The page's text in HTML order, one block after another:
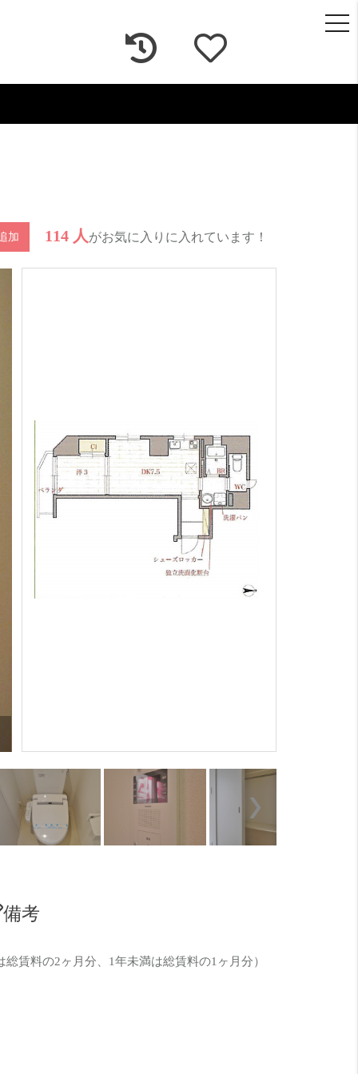
加 114 人 がお気に入りに入れています！
備考
賃料の2ヶ月分、1年未満は総賃料の1ヶ月分）